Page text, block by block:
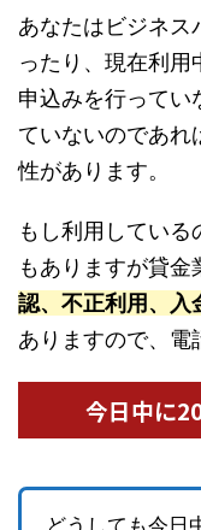
あなたはビジネス
ったり、現在利用
申込みを行ってい
ていないのであれ
性があります。
もし利用してい
もありますが貸金
認、不正利用、入
ありますので、電
今日中に